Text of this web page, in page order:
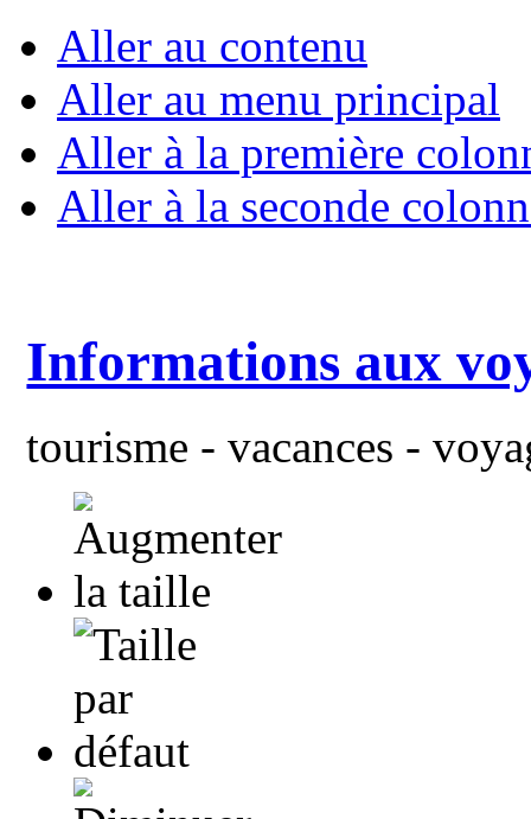
Aller au contenu
Aller au menu principal
Aller à la première
Aller à la seconde
Informations aux
tourisme - vacances -